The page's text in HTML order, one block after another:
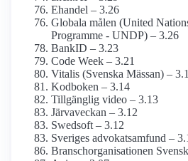
Ehandel – 3.26
Globala målen (United
Programme - UNDP) – 3.26
BankID – 3.23
Code Week – 3.21
Vitalis (Svenska Mässan) –
Kodboken – 3.14
Tillgänglig video – 3.13
Järvaveckan – 3.12
Swedsoft – 3.12
Sveriges advokat­samfund –
Branschorganisationen